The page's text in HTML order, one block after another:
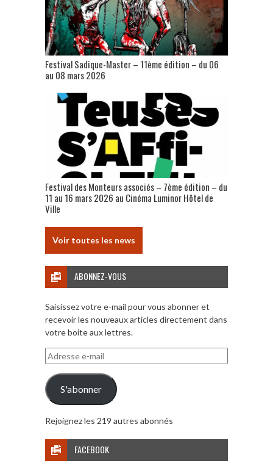
Festival Sadique-Master – 11ème édition – du 06
au 08 mars 2026
Festival des Monteurs associés – 7ème édition – du
11 au 16 mars 2026 au Cinéma Luminor Hôtel de
Ville
Voir toutes les news
ABONNEZ-VOUS
Saisissez votre e-mail pour vous abonner et
recevoir les nouveaux articles directement dans
votre boite aux lettres.
Adresse
e-
mail
S'abonner
Rejoignez les 219 autres abonnés
FACEBOOK